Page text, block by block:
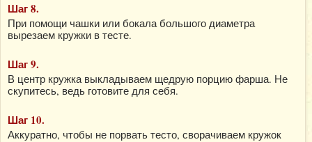
Шаг 8.
При помощи чашки или бокала большого диаметра
вырезаем кружки в тесте.
Шаг 9.
В центр кружка выкладываем щедрую порцию фарша. Не
скупитесь, ведь готовите для себя.
Шаг 10.
Аккуратно, чтобы не порвать тесто, сворачиваем кружок